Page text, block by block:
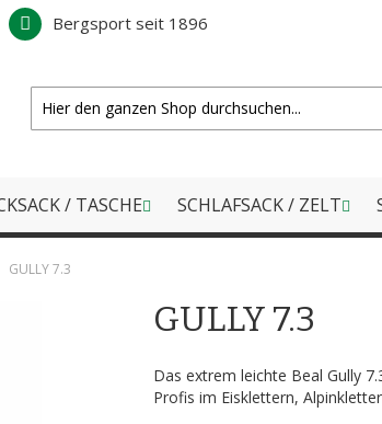
Bergsport seit 1896
/ TASCHE SCHLAFSACK / ZELT
GULLY 7.3
GULLY 7.3
Das extrem leichte Beal Gully
Profis im Eisklettern,